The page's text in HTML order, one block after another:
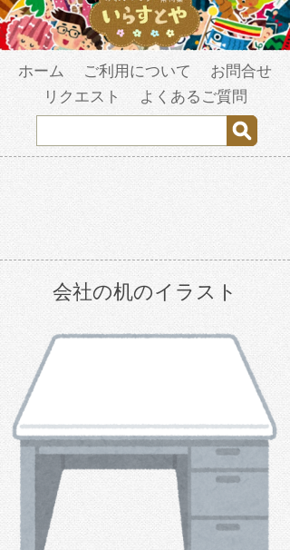
ホーム ご利用について
お問合せ
リクエスト
よくあるご質問
会社の机のイラスト